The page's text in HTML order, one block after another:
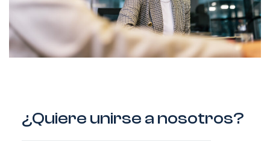
¿Quiere unirse a nosotros?